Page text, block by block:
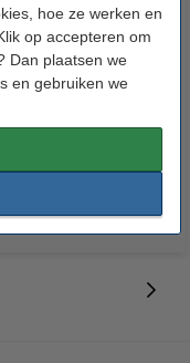
hoe ze werken en
op accepteren om
Dan plaatsen we
en gebruiken we
kopieerpapier 1 doos
2500 vellen A4 - 80 g/m²